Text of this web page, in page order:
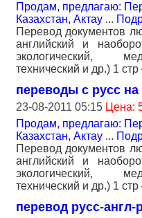
Продам, предлагаю:
Казахстан, Актау ...
Перевод документов
английский и
экологический,
технический и др.) 1 стр
переводы с русс на
23-08-2011 05:15 Цена:
Продам, предлагаю:
Казахстан, Актау ...
Перевод документов
английский и
экологический,
технический и др.) 1 стр
перевод русс-англ-